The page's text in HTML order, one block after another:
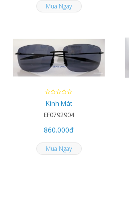
Mua Ngay
Kính Mát
EF0792904
860.000đ
Mua Ngay